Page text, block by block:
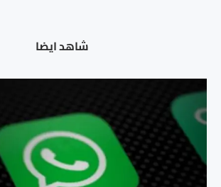
شاهد ايضا